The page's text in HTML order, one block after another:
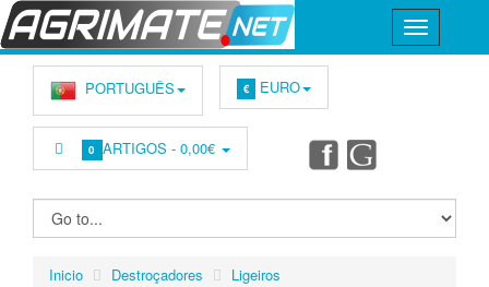
PORTUGUÊS € EURO
0 ARTIGOS -0,00€
Inicio Destroçadores Ligeiros